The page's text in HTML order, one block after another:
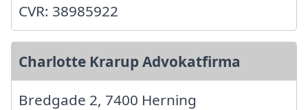
CVR: 38985922
Charlotte Krarup Advokatfirma
Bredgade 2, 7400 Herning